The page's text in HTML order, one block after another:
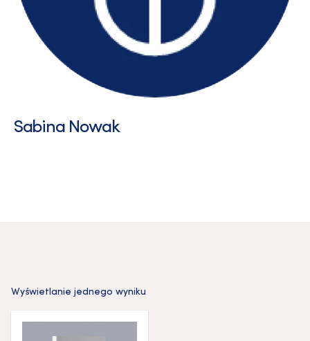
Sabina Nowak
Wyświetlanie jednego wyniku